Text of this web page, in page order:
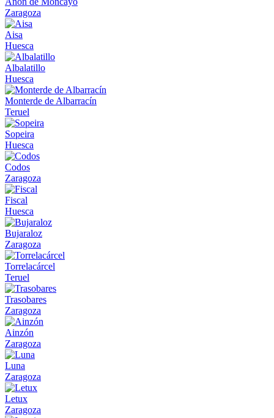
Zaragoza
Aisa
Huesca
Albalatillo
Huesca
Monterde de Albarracín
Teruel
Sopeira
Huesca
Codos
Zaragoza
Fiscal
Huesca
Bujaraloz
Zaragoza
Torrelacárcel
Teruel
Trasobares
Zaragoza
Ainzón
Zaragoza
Luna
Zaragoza
Letux
Zaragoza